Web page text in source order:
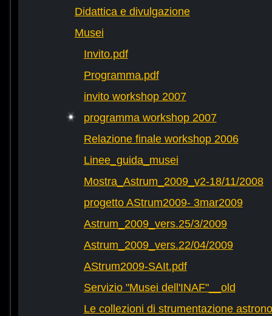
Didattica e divulgazione
Musei
Invito.pdf
Programma.pdf
invito workshop 2007
programma workshop 2007
Relazione finale workshop 2006
Linee_guida_musei
Mostra_Astrum_2009_v2-18/11/2008
progetto AStrum2009- 3mar2009
Astrum_2009_vers.25/3/2009
Astrum_2009_vers.22/04/2009
AStrum2009-SAIt.pdf
Servizio "Musei dell'INAF"__old
Le collezioni di strumentazione